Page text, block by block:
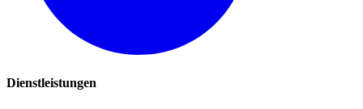
Dienstleistungen